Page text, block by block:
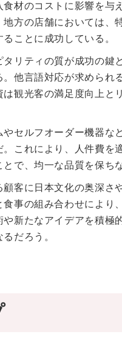
材のコストに影響を
方の店舗においては
ことに成功している。
リティの質が成功の
他言語対応が求めら
観光客の満足度向上
セルフオーダー機器
これにより、人件費
で、均一な品質を保ち
客に日本文化の奥深
事の組み合わせによ
新たなアイデアを積
だろう。